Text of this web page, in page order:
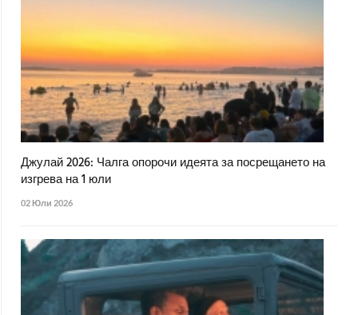
Джулай 2026: Чалга опорочи идеята за посрещането на
изгрева на 1 юли
02 Юли 2026